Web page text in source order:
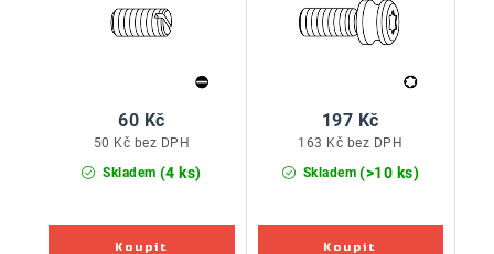
Skladem (4 ks)
50 Kč bez DPH
60 Kč
Skladem (>10 ks)
163 Kč bez DPH
197 Kč